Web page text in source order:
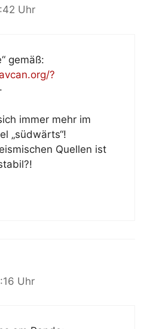
Uhr
gemäß:
?
immer mehr im
„südwärts“!
Quellen ist
Uhr